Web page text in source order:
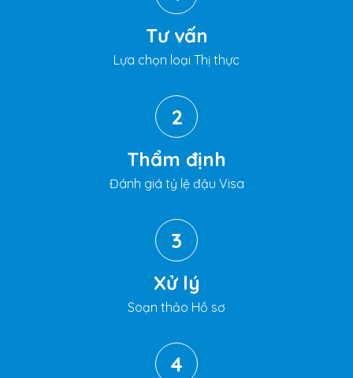
Tư vấn
Lựa chọn loại Thị thực
2
Thẩm định
Đánh giá tỷ lệ đậu Visa
3
Xử lý
Soạn thảo Hồ sơ
4